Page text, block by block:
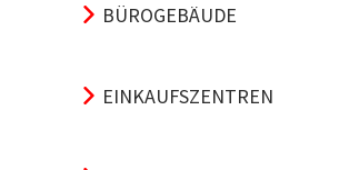
BÜROGEBÄUDE
EINKAUFSZENTREN